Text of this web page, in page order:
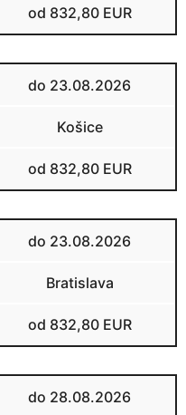
od 832,80 EUR
do 23.08.2026
Košice
od 832,80 EUR
do 23.08.2026
Bratislava
od 832,80 EUR
do 28.08.2026